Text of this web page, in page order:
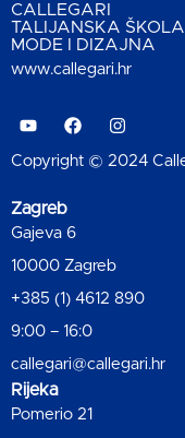
CALLEGARI
TALIJANSKA ŠKOLA
MODE I DIZAJNA
www.callegari.hr
Copyright © 2024
Zagreb
Gajeva 6
10000 Zagreb
+385 (1) 4612 890
9:00 – 16:0
callegari@callegari.hr
Rijeka
Pomerio 21